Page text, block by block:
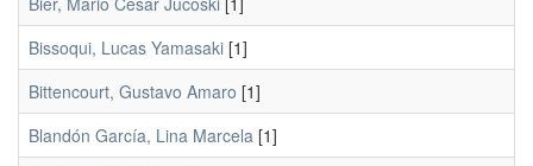
Bissoqui, Lucas Yamasaki [1]
Bittencourt, Gustavo Amaro [1]
Blandón García, Lina Marcela [1]